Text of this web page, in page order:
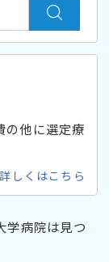
の他に選定療
しくはこちら
学病院は見つ